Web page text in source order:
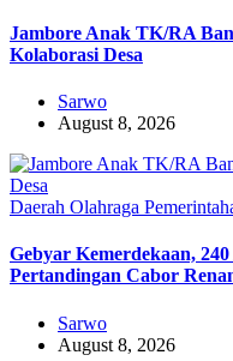
Jambore Anak TK/RA
Kolaborasi Desa
Sarwo
August 8, 2026
Daerah Olahraga
Gebyar Kemerdekaan,
Pertandingan Cabor
Sarwo
August 8, 2026